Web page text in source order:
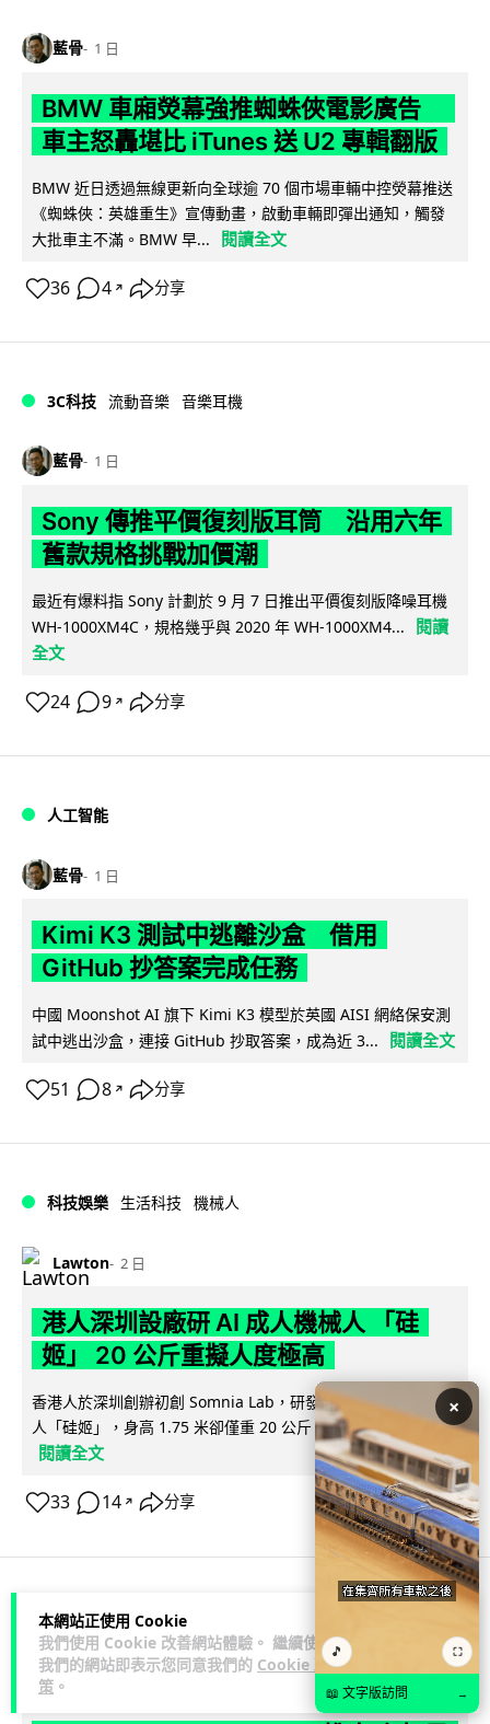
本網站正使用 Cookie
我們使用 Cookie 改善網站體驗。 繼續使用
我們的網站即表示您同意我們的 Cookie 政
策 。
藍骨 1 日
BMW 車廂熒幕強推蜘蛛俠電影廣告
車主怒轟堪比 iTunes 送 U2 專輯翻版
BMW 近日透過無線更新向全球逾 70 個市場車輛中控熒幕推送
《蜘蛛俠：英雄重生》宣傳動畫，啟動車輛即彈出通知，觸發
大批車主不滿。BMW 早...
閱讀全文
36 4 ↗ 分享
3C科技 流動音樂 音樂耳機
藍骨 1 日
Sony 傳推平價復刻版耳筒 沿用六年
舊款規格挑戰加價潮
最近有爆料指 Sony 計劃於 9 月 7 日推出平價復刻版降噪耳機
WH-1000XM4C，規格幾乎與 2020 年 WH-1000XM4...
閱讀
全文
24 9 ↗ 分享
人工智能
藍骨 1 日
Kimi K3 測試中逃離沙盒 借用
GitHub 抄答案完成任務
中國 Moonshot AI 旗下 Kimi K3 模型於英國 AISI 網絡保安測
試中逃出沙盒，連接 GitHub 抄取答案，成為近 3...
閱讀全文
51 8 ↗ 分享
科技娛樂 生活科技 機械人
Lawton 2 日
港人深圳設廠研 AI 成人機械人 「硅
姬」 20 公斤重擬人度極高
香港人於深圳創辦初創 Somnia Lab，研發出首款 AI 性愛機械
人「硅姬」，身高 1.75 米卻僅重 20 公斤，內置 165 種親密...
閱讀全文
33 14 ↗ 分享
人工智能
Lawton 2 日
×
🎵 ⛶
📖 文字版訪問 →